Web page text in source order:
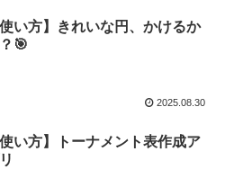
使い方】きれいな円、かけるか
🎯
2025.08.30
使い方】トーナメント表作成ア